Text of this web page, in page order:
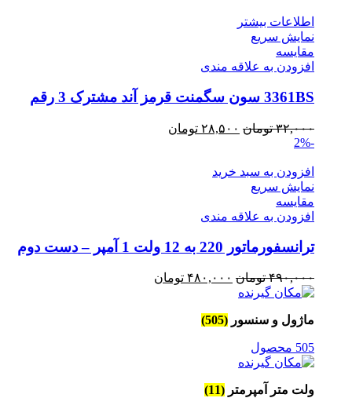
اطلاعات بیشتر
نمایش سریع
مقايسه
افزودن به علاقه مندی
3361BS سون سگمنت قرمز آند مشترک 3 رقم
۳۲,۰۰۰ تومان قیمت
بود.
۲۸,۵۰۰ تومان
-2%
افزودن به سبد خرید
نمایش سریع
مقايسه
افزودن به علاقه مندی
ترانسفورماتور 220 به 12 ولت 1 آمپر – دست دوم
۴۹۰,۰۰۰ تومان قیمت
بود.
۴۸۰,۰۰۰ تومان
ماژول و سنسور (505)
505 محصول
ولت متر آمپرمتر (11)